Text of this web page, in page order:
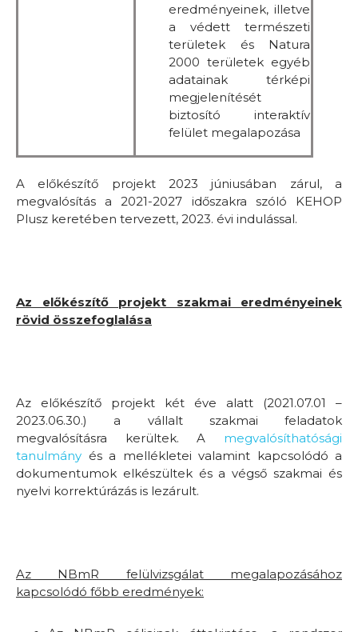
eredményeinek, illetve
a védett természeti
területek és Natura
2000 területek egyéb
adatainak térképi
megjelenítését
biztosító interaktív
felület megalapozása
A előkészítő projekt 2023 júniusában zárul, a
megvalósítás a 2021-2027 időszakra szóló KEHOP
Plusz keretében tervezett, 2023. évi indulással.
Az előkészítő projekt szakmai eredményeinek
rövid összefoglalása
Az előkészítő projekt két éve alatt (2021.07.01 –
2023.06.30.) a vállalt szakmai feladatok
megvalósításra kerültek. A megvalósíthatósági
tanulmány és a mellékletei valamint kapcsolódó a
dokumentumok elkészültek és a végső szakmai és
nyelvi korrektúrázás is lezárult.
Az NBmR felülvizsgálat megalapozásához
kapcsolódó főbb eredmények: